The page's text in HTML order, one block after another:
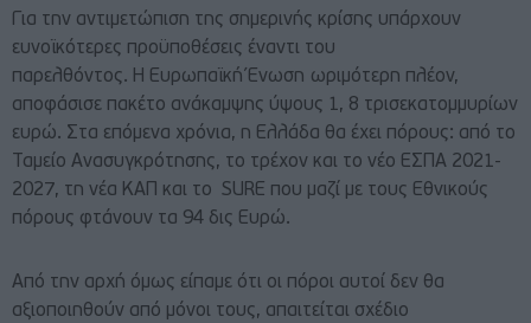
Για την αντιμετώπιση της σημερινής κρίσης υπάρχουν
ευνοϊκότερες προϋποθέσεις έναντι του
παρελθόντος. H Ευρωπαϊκή Ένωση ωριμότερη πλέον,
αποφάσισε πακέτο ανάκαμψης ύψους 1, 8 τρισεκατομμυρίων
ευρώ. Στα επόμενα χρόνια, η Ελλάδα θα έχει πόρους: από το
Ταμείο Ανασυγκρότησης, το τρέχον και το νέο ΕΣΠΑ 2021-
2027, τη νέα ΚΑΠ και το SURE που μαζί με τους Εθνικούς
πόρους φτάνουν τα 94 δις Ευρώ.
Από την αρχή όμως είπαμε ότι οι πόροι αυτοί δεν θα
αξιοποιηθούν από μόνοι τους, απαιτείται σχέδιο